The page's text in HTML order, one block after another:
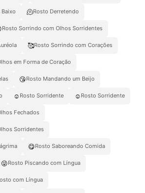
Baixo 🫠Rosto Derretendo
Rosto Sorrindo com Olhos Sorridentes
🥰Rosto Sorrindo com Corações
em Forma de Coração
😘Rosto Mandando um Beijo
☺️ Rosto Sorridente ☺ Rosto Sorridente
Fechados
Sorridentes
😋Rosto Saboreando Comida
😜Rosto Piscando com Língua
com Língua